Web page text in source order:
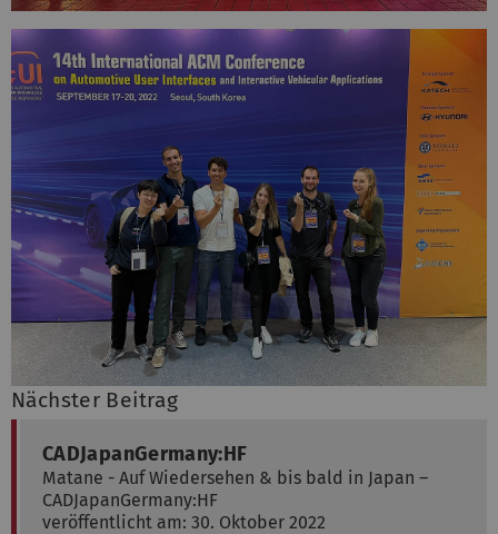
Nächster Beitrag
CADJapanGermany:HF
Matane - Auf Wiedersehen & bis bald in Japan –
CADJapanGermany:HF
veröffentlicht am: 30. Oktober 2022